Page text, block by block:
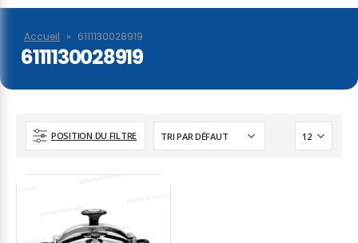
Accueil » 6111130028919
6111130028919
POSITION DU FILTRE